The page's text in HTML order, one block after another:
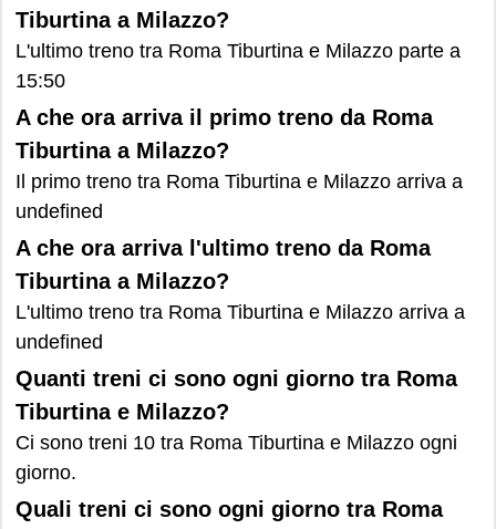
Tiburtina a Milazzo?
L'ultimo treno tra Roma Tiburtina e Milazzo parte a
15:50
A che ora arriva il primo treno da Roma
Tiburtina a Milazzo?
Il primo treno tra Roma Tiburtina e Milazzo arriva a
undefined
A che ora arriva l'ultimo treno da Roma
Tiburtina a Milazzo?
L'ultimo treno tra Roma Tiburtina e Milazzo arriva a
undefined
Quanti treni ci sono ogni giorno tra Roma
Tiburtina e Milazzo?
Ci sono treni 10 tra Roma Tiburtina e Milazzo ogni
giorno.
Quali treni ci sono ogni giorno tra Roma